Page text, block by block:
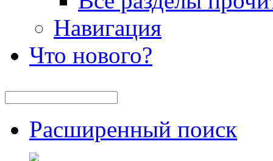
Навигация
Что нового?
Расширенный поиск